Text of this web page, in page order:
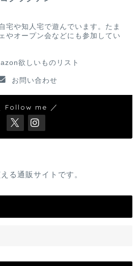
宅や知人宅で遊んでいます。たま
やオープン会などにも参加してい
欲しいものリスト
お問い合わせ
Follow me ／
る通販サイトです。